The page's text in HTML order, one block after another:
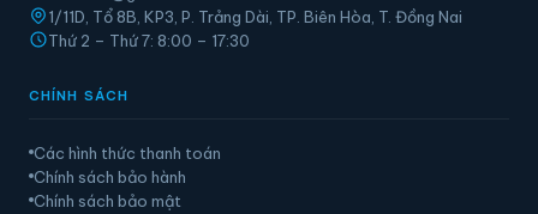
1/11D, Tổ 8B, KP3, P. Trảng Dài, TP. Biên Hòa, T. Đồng Nai
Thứ 2 – Thứ 7: 8:00 – 17:30
CHÍNH SÁCH
Các hình thức thanh toán
Chính sách bảo hành
Chính sách bảo mật